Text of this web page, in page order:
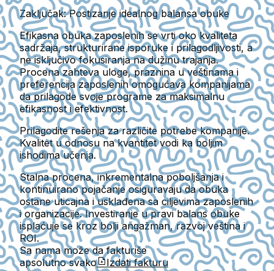
Zaključak: Postizanje idealnog balansa obuke
Efikasna obuka zaposlenih se vrti oko kvaliteta
sadržaja, strukturirane isporuke i prilagodljivosti, a
ne isključivo fokusiranja na dužinu trajanja.
Procena zahteva uloge, praznina u veštinama i
preferencija zaposlenih omogućava kompanijama
da prilagode svoje programe za maksimalnu
efikasnost i efektivnost.
Prilagodite rešenja za različite potrebe kompanije.
Kvalitet u odnosu na kvantitet vodi ka boljim
ishodima učenja.
Stalna procena, inkrementalna poboljšanja i
kontinuirano pojačanje osiguravaju da obuka
ostane uticajna i usklađena sa ciljevima zaposlenih
i organizacije. Investiranje u pravi balans obuke
isplaćuje se kroz bolji angažman, razvoj veština i
ROI.
Sa nama može da fakturiše
apsolutno svako
Izdati fakturu